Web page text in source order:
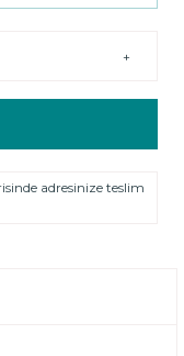
+
adresinize teslim